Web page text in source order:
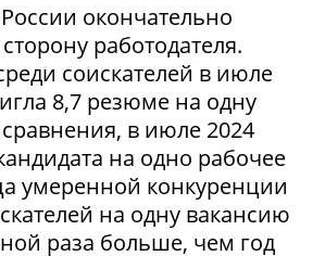
окончательно
работодателя.
соискателей в июле
8,7 резюме на одну
в июле 2024
на одно рабочее
умеренной конкуренции
на одну вакансию
раза больше, чем год